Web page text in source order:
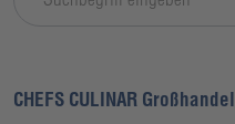
CHEFS CULINAR Großhandel